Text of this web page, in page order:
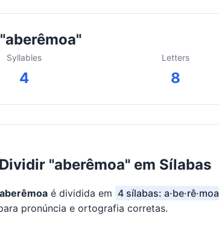
Syllables
4
Letters
8
"aberêmoa" em Sílabas
aberêmoa é dividida em 4 sílabas: a·be·rê·moa
pronúncia e ortografia corretas.